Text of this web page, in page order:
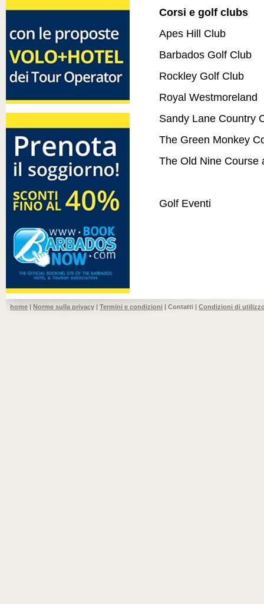
Corsi e golf clubs
Apes Hill Club
Barbados Golf Club
Rockley Golf Club
Royal Westmoreland
Sandy Lane Country
The Green Monkey
The Old Nine Course
Golf Eventi
home | Norme sulla privacy | Termini e condizioni | Contatti | Condizioni di